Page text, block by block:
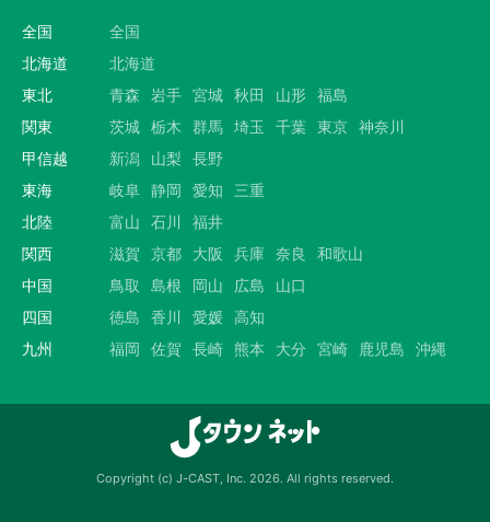
全国
全国
北海道
北海道
東北
青森 岩手 宮城 秋田 山形 福島
関東
茨城 栃木 群馬 埼玉 千葉 東京 神奈川
甲信越
新潟 山梨
長野
東海
岐阜 静岡 愛知
三重
北陸
富山 石川
福井
関西
滋賀 京都 大阪 兵庫 奈良
和歌山
中国
鳥取 島根 岡山 広島
山口
四国
徳島 香川 愛媛 高知
九州
福岡 佐賀 長崎 熊本 大分 宮崎 鹿児島 沖縄
Copyright (c) J-CAST, Inc. 2026. All rights reserved.